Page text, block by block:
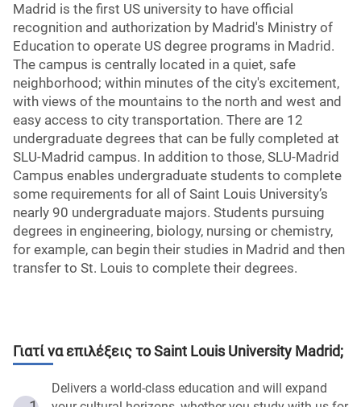
Madrid is the first US university to have official
recognition and authorization by Madrid's Ministry of
Education to operate US degree programs in Madrid.
The campus is centrally located in a quiet, safe
neighborhood; within minutes of the city's excitement,
with views of the mountains to the north and west and
easy access to city transportation. There are 12
undergraduate degrees that can be fully completed at
SLU-Madrid campus. In addition to those, SLU-Madrid
Campus enables undergraduate students to complete
some requirements for all of Saint Louis University’s
nearly 90 undergraduate majors. Students pursuing
degrees in engineering, biology, nursing or chemistry,
for example, can begin their studies in Madrid and then
transfer to St. Louis to complete their degrees.
Γιατί να επιλέξεις τοSaint Louis University Madrid;
Delivers a world-class education and will expand